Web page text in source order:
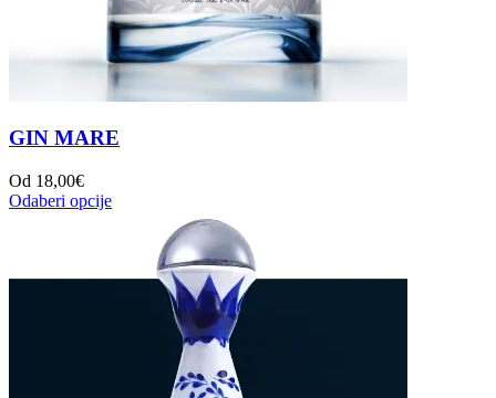
GIN MARE
Od 18,00€
Odaberi opcije